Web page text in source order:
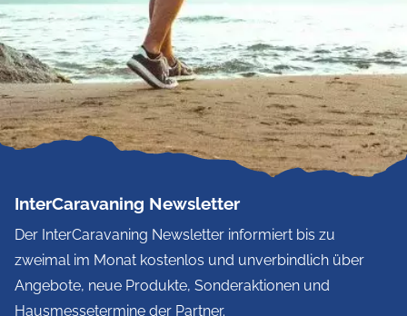
InterCaravaning Newsletter
Der InterCaravaning Newsletter informiert bis zu
zweimal im Monat kostenlos und unverbindlich über
Angebote, neue Produkte, Sonderaktionen und
Hausmessetermine der Partner.